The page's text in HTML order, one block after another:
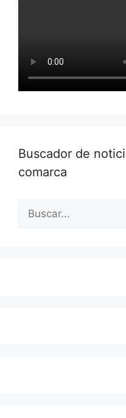
Buscador de
comarca
Buscar: